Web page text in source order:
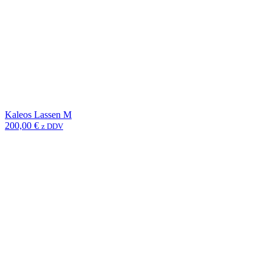
Kaleos Lassen M
200,00 € z DDV